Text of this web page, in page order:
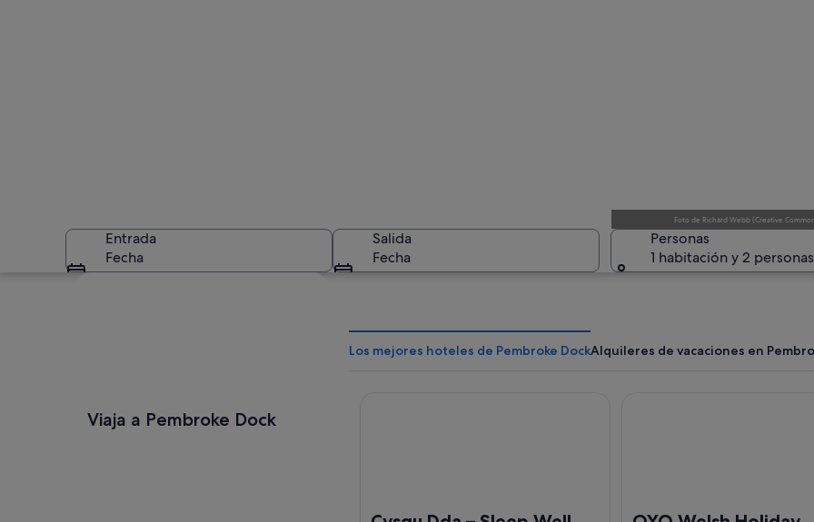
Foto de Richard Webb (Creative
Entrada
Fecha
Salida
Fecha
Personas
1 habitación y 2 personas
Viaja a Pembroke Dock
Los mejores hoteles de Pembroke DockAlquileres de vacaciones en